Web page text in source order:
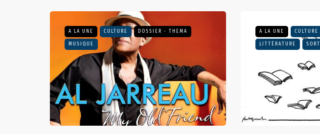
A LA UNE CULTURE DOSSIER - THEMA
MUSIQUE
A LA UNE CULTURE
LITTÉRATURE